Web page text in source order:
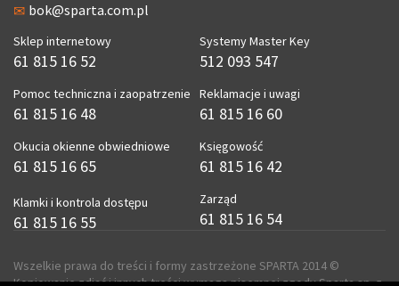
bok@sparta.com.pl
Sklep internetowy
61 815 16 52
Pomoc techniczna i zaopatrzenie
61 815 16 48
Okucia okienne obwiedniowe
61 815 16 65
Klamki i kontrola dostępu
61 815 16 55
Systemy Master Key
512 093 547
Reklamacje i uwagi
61 815 16 60
Księgowość
61 815 16 42
Zarząd
61 815 16 54
Wszelkie prawa do treści i formy zastrzeżone SPARTA 2014 ©
Kopiowanie zdjęć i innych treści wymaga pisemnej zgody Sparta sp. z